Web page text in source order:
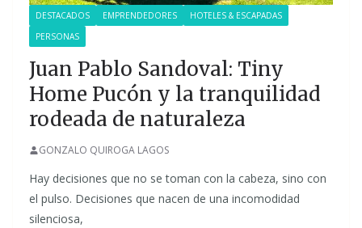
DESTACADOS EMPRENDEDORES
HOTELES & ESCAPADAS
PERSONAS
Juan Pablo Sandoval: Tiny
Home Pucón y la tranquilidad
rodeada de naturaleza
GONZALO QUIROGA LAGOS
Hay decisiones que no se toman con la cabeza, sino con
el pulso. Decisiones que nacen de una incomodidad
silenciosa,